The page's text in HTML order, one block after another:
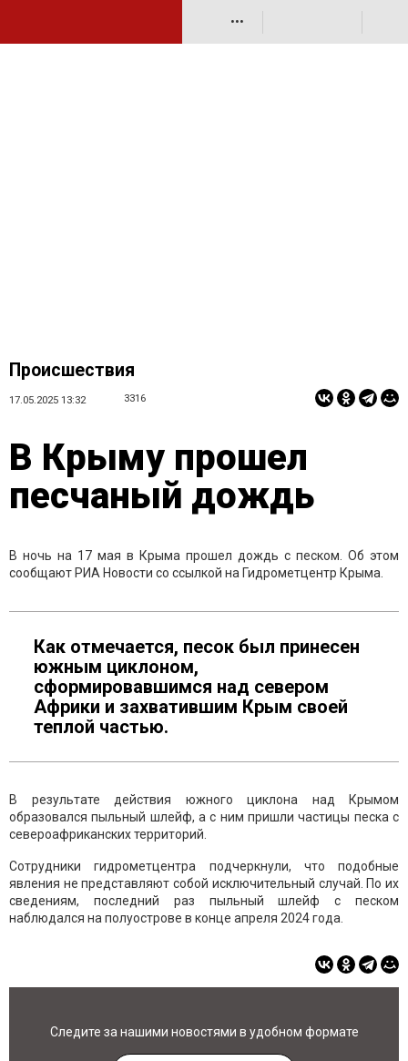
•••
Происшествия
17.05.2025 13:32 3316
В Крыму прошел
песчаный дождь
В ночь на 17 мая в Крыма прошел дождь с песком. Об этом
сообщают РИА Новости со ссылкой на Гидрометцентр Крыма.
Как отмечается, песок был принесен
южным циклоном,
сформировавшимся над севером
Африки и захватившим Крым своей
теплой частью.
В результате действия южного циклона над Крымом
образовался пыльный шлейф, а с ним пришли частицы песка с
североафриканских территорий.
Сотрудники гидрометцентра подчеркнули, что подобные
явления не представляют собой исключительный случай. По их
сведениям, последний раз пыльный шлейф с песком
наблюдался на полуострове в конце апреля 2024 года.
Следите за нашими новостями в удобном формате